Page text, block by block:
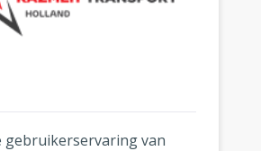
gebruikerservaring van